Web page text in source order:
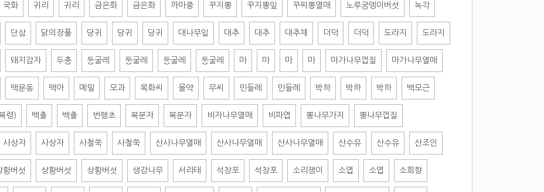
국화 귀리 귀리 금은화 금은화 까마중 꾸지뽕 꾸지뽕잎 꾸찌뽕열매 노루궁뎅이버섯 녹각
단삼 닭의장풀 당귀 당귀 당귀 대나무잎 대추 대추 대추채 더덕 더덕 도라지 도라지
돼지감자 두충 둥굴레 둥굴레 둥굴레 둥굴레 마 마 마 마 마가나무껍질 마가나무열매
맥문동 맥아 메밀 모과 목화씨 몰약 무씨 민들레 민들레 박하 박하 박하 백모근
령) 백출 백출 번행초 복분자 복분자 비자나무열매 비파엽 뽕나무가지 뽕나무껍질
사상자 사상자 사철쑥 사철쑥 산사나무열매 산사나무열매 산사나무열매 산수유 산수유 산조인
황버섯 상황버섯 상황버섯 생강나무 서리태 석창포 석창포 소리쟁이 소엽 소엽 소회향